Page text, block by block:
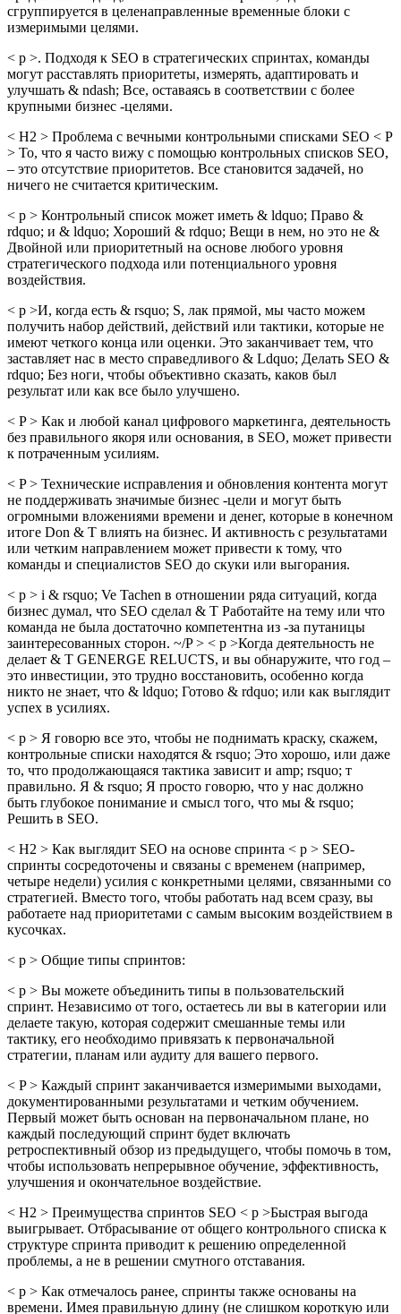
сгруппируется в целенаправленные временные блоки с
измеримыми целями.
< p >. Подходя к SEO в стратегических спринтах, команды
могут расставлять приоритеты, измерять, адаптировать и
улучшать & ndash; Все, оставаясь в соответствии с более
крупными бизнес -целями.
< H2 > Проблема с вечными контрольными списками SEO < P
> То, что я часто вижу с помощью контрольных списков SEO,
– это отсутствие приоритетов. Все становится задачей, но
ничего не считается критическим.
< p > Контрольный список может иметь & ldquo; Право &
rdquo; и & ldquo; Хороший & rdquo; Вещи в нем, но это не &
Двойной или приоритетный на основе любого уровня
стратегического подхода или потенциального уровня
воздействия.
< p >И, когда есть & rsquo; S, лак прямой, мы часто можем
получить набор действий, действий или тактики, которые не
имеют четкого конца или оценки. Это заканчивает тем, что
заставляет нас в место справедливого & Ldquo; Делать SEO &
rdquo; Без ноги, чтобы объективно сказать, каков был
результат или как все было улучшено.
< P > Как и любой канал цифрового маркетинга, деятельность
без правильного якоря или основания, в SEO, может привести
к потраченным усилиям.
< P > Технические исправления и обновления контента могут
не поддерживать значимые бизнес -цели и могут быть
огромными вложениями времени и денег, которые в конечном
итоге Don & T влиять на бизнес. И активность с результатами
или четким направлением может привести к тому, что
команды и специалистов SEO до скуки или выгорания.
< p > i & rsquo; Ve Tachen в отношении ряда ситуаций, когда
бизнес думал, что SEO сделал & T Работайте на тему или что
команда не была достаточно компетентна из -за путаницы
заинтересованных сторон. ~/P > < p >Когда деятельность не
делает & T GENERGE RELUCTS, и вы обнаружите, что год –
это инвестиции, это трудно восстановить, особенно когда
никто не знает, что & ldquo; Готово & rdquo; или как выглядит
успех в усилиях.
< p > Я говорю все это, чтобы не поднимать краску, скажем,
контрольные списки находятся & rsquo; Это хорошо, или даже
то, что продолжающаяся тактика зависит и amp; rsquo; т
правильно. Я & rsquo; Я просто говорю, что у нас должно
быть глубокое понимание и смысл того, что мы & rsquo;
Решить в SEO.
< H2 > Как выглядит SEO на основе спринта < p > SEO-
спринты сосредоточены и связаны с временем (например,
четыре недели) усилия с конкретными целями, связанными со
стратегией. Вместо того, чтобы работать над всем сразу, вы
работаете над приоритетами с самым высоким воздействием в
кусочках.
< p > Общие типы спринтов:
< p > Вы можете объединить типы в пользовательский
спринт. Независимо от того, остаетесь ли вы в категории или
делаете такую, которая содержит смешанные темы или
тактику, его необходимо привязать к первоначальной
стратегии, планам или аудиту для вашего первого.
< P > Каждый спринт заканчивается измеримыми выходами,
документированными результатами и четким обучением.
Первый может быть основан на первоначальном плане, но
каждый последующий спринт будет включать
ретроспективный обзор из предыдущего, чтобы помочь в том,
чтобы использовать непрерывное обучение, эффективность,
улучшения и окончательное воздействие.
< H2 > Преимущества спринтов SEO < p >Быстрая выгода
выигрывает. Отбрасывание от общего контрольного списка к
структуре спринта приводит к решению определенной
проблемы, а не в решении смутного отставания.
< p > Как отмечалось ранее, спринты также основаны на
времени. Имея правильную длину (не слишком короткую или